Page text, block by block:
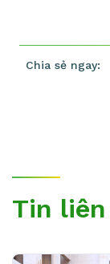
Chia sẻ ngay:
Tin